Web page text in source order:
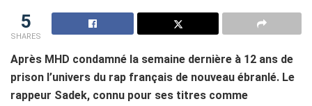
5
SHARES
Après MHD condamné la semaine dernière à 12 ans de
prison l’univers du rap français de nouveau ébranlé. Le
rappeur Sadek, connu pour ses titres comme